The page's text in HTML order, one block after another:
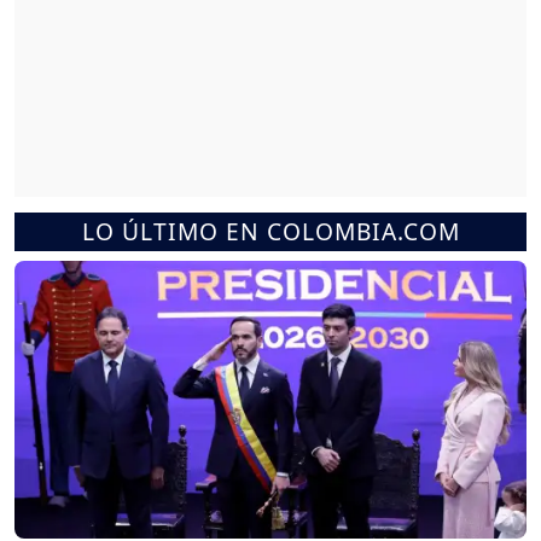
LO ÚLTIMO EN COLOMBIA.COM